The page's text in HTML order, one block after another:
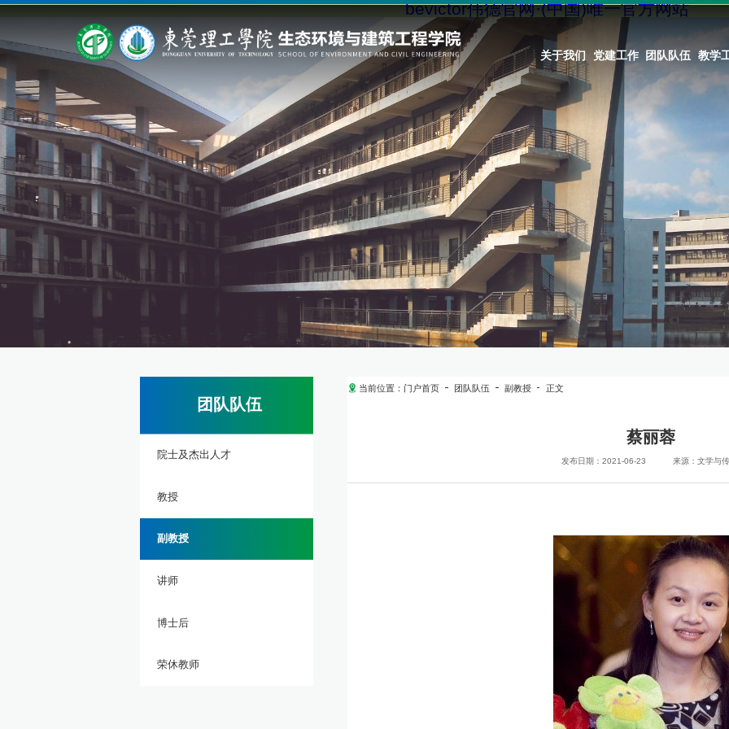
bevictor伟德官网·(中国)唯一官方网站
关于我们 党建工作 团队队伍 教学
团队队伍
院士及杰出人才
教授
副教授
讲师
博士后
荣休教师
当前位置： 门户首页 团队队伍 副教授 正文
蔡丽蓉
发布日期：2021-06-23 来源：文学与